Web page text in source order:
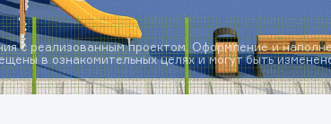
с реализованным проектом. Оформление и
в ознакомительных целях и могут быть